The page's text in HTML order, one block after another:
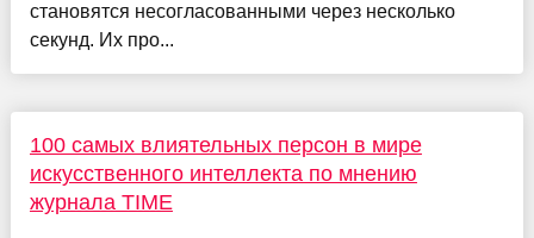
становятся несогласованными через несколько
секунд. Их про...
100 самых влиятельных персон в мире
искусственного интеллекта по мнению
журнала TIME